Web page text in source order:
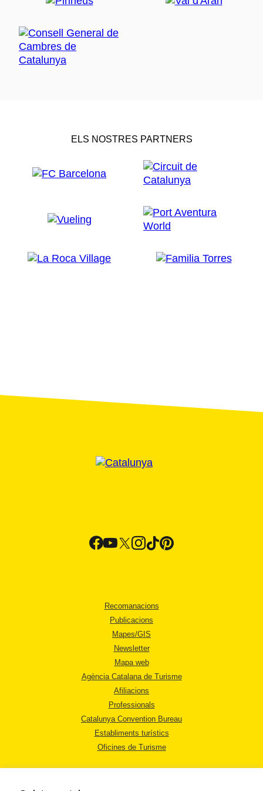
ELS NOSTRES PARTNERS
Recomanacions
Publicacions
Mapes/GIS
Newsletter
Mapa web
Agència Catalana de Turisme
Afiliacions
Professionals
Catalunya Convention Bureau
Establiments turístics
Oficines de Turisme